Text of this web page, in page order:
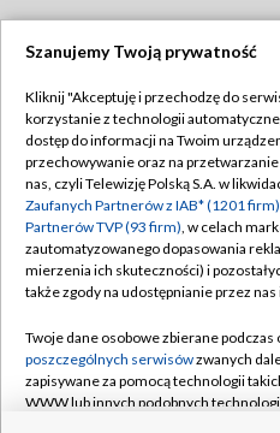
Abonament TVP
Emisja w TVP
Centrum informacji TVP
Naziemna Telewizja
Rada Programowa
System NOS
Polityka
Moje
Szanujemy Twoją prywatność
Kliknij "Akceptuję i przechodzę do
korzystanie z technologii
dostęp do informacji na Twoim
przechowywanie oraz na
nas, czyli Telewizję Polską S.A. w
Zaufanych Partnerów z IAB* (1201 firm)
Partnerów TVP (93 firm), w celach
zautomatyzowanego dopasowania
mierzenia ich skuteczności) i
także zgody na udostępnianie przez
Twoje dane osobowe zbierane
poszczególnych serwisówzwanych
zapisywane za pomocą technologii
WWW lub innych podobnych